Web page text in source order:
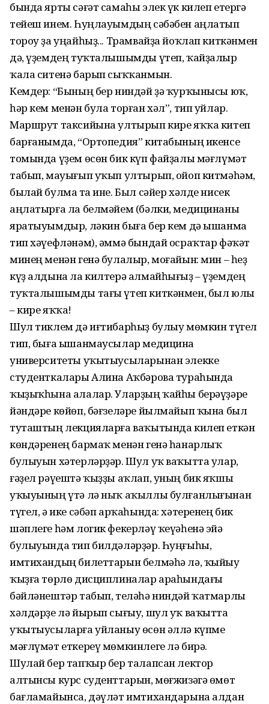
бында ярты сәғәт самаһы элек үк килеп етергә
тейеш инем. Һуңлауымдың сәбәбен аңлатып
тороу ҙа уңайһыҙ... Трамвайҙа йоҡлап киткәнмен
дә, үҙемдең туҡталышымды үтеп, ҡайҙалыр
ҡала ситенә барып сыҡҡанмын.
Кемдер: “Бының бер ниндәй ҙә ҡурҡынысы юҡ,
һәр кем менән була торған хәл”, тип уйлар.
Маршрут таксийына ултырып кире яҡҡа китеп
барғанымда, “Ортопедия” китабының икенсе
томында үҙем өсөн бик күп файҙалы мәғлүмәт
табып, мауығып уҡып ултырып, ойоп китмәһәм,
былай булмаҫ та ине. Был сәйер хәлде нисек
аңлатырға ла белмәйем (бәлки, медицинаны
яратыуымдыр, ләкин быға бер кем дә ышанмаҫ
тип хәүефләнәм), әммә бындай осраҡтар фәҡәт
минең менән генә булалыр, моғайын: мин – һеҙ
күҙ алдына ла килтерә алмайһығыҙ – үҙемдең
туҡталышымды тағы үтеп киткәнмен, был юлы
– кире яҡҡа!
Шул тиклем дә иғтибарһыҙ булыу мөмкин түгел
тип, быға ышанмаусылар медицина
университеты уҡытыусыларынан элекке
студенткалары Алина Аҡбәрова тураһында
ҡыҙыҡһына алалар. Уларҙың ҡайһы берәүҙәре
йәндәре көйөп, бәғзеләре йылмайып ҡына был
туташтың лекцияларға ваҡытында килеп еткән
көндәренең бармаҡ менән генә һанарлыҡ
булыуын хәтерләрҙәр. Шул уҡ ваҡытта улар,
ғәҙел рәүештә ҡыҙҙы аҡлап, уның бик яҡшы
уҡыуының үтә лә ныҡ аҡыллы булғанлығынан
түгел, ә ике сәбәп арҡаһында: хәтеренең бик
шәплеге һәм логик фекерләү ҡеүәһенә эйә
булыуында тип билдәләрҙәр. Һуңғыһы,
имтихандың билеттарын белмәһә лә, ҡыйыу
ҡыҙға төрлө дисциплиналар араһындағы
бәйләнештәр табып, теләһә ниндәй ҡатмарлы
хәлдәрҙе лә йырып сығыу, шул уҡ ваҡытта
уҡытыусыларға уйланыу өсөн әллә күпме
мәғлүмәт еткереү мөмкинлеге лә бирә.
Шулай бер тапҡыр бер талапсан лектор
алтынсы курс суденттарын, мөғжизәгә өмөт
бағламайынса, дәүләт имтихандарына алдан